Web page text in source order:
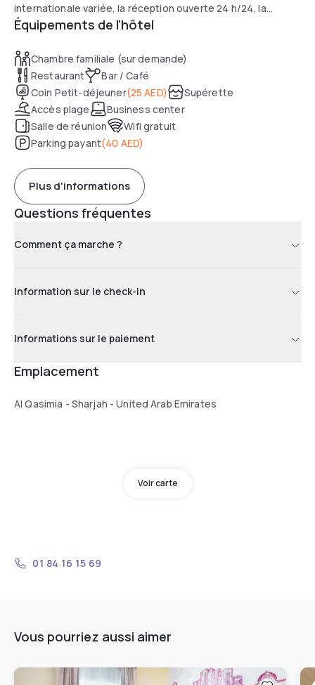
internationale variée, la réception ouverte 24 h/24, la
navette aéroport payante et la proximité d’Al Noor Island
Équipements de l'hôtel
Chambre familiale (sur demande)
Restaurant
Bar / Café
Coin Petit-déjeuner(25 AED)
Supérette
Accès plage
Business center
Salle de réunion
Wifi gratuit
Parking payant(40 AED)
Plus d'informations
Questions fréquentes
Comment ça marche ?
Information sur le check-in
Informations sur le paiement
Emplacement
Al Qasimia - Sharjah - United Arab Emirates
Voir carte
01 84 16 15 69
Vous pourriez aussi aimer